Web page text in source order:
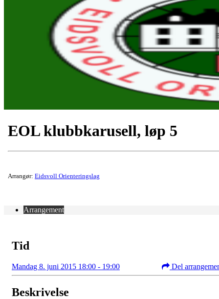
EOL klubbkarusell, løp 5
Arrangør: Eidsvoll Orienteringslag
Arrangement
Tid
Mandag 8. juni 2015 18:00 - 19:00 Del
Beskrivelse